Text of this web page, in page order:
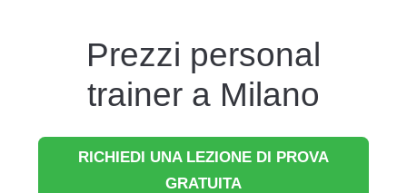
Prezzi personal
trainer a Milano
RICHIEDI UNA LEZIONE DI PROVA
GRATUITA